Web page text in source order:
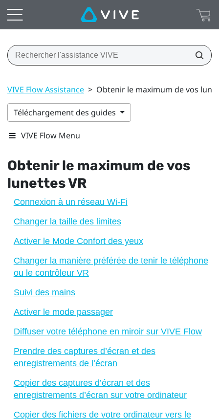
VIVE Flow Assistance > Obtenir le maximum de vos
Téléchargement des guides
VIVE Flow Menu
Obtenir le maximum de vos
lunettes VR
Connexion à un réseau Wi‍-Fi
Changer la taille des limites
Activer le Mode Confort des yeux
Changer la manière préférée de tenir le téléphone
ou le contrôleur VR
Suivi des mains
Activer le mode passager
Diffuser votre téléphone en miroir sur VIVE Flow
Prendre des captures d’écran et des
enregistrements de l’écran
Copier des captures d’écran et des
enregistrements d’écran sur votre ordinateur
Copier des fichiers de votre ordinateur vers le